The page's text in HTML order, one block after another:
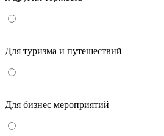
Для туризма и путешествий
Для бизнес мероприятий